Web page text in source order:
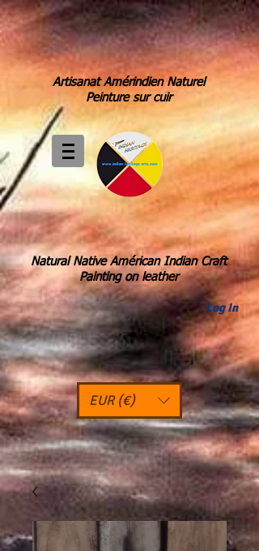
Artisanat Amérindien Naturel
Peinture sur cuir
Natural Native Américan Indian Craft
Painting on leather
Log In
EUR (€)